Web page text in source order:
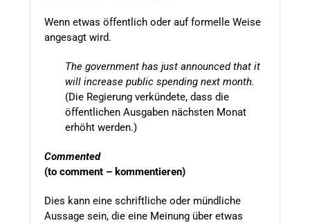
Wenn etwas öffentlich oder auf formelle Weise
angesagt wird.
The government has just announced that it
will increase public spending next month.
(Die Regierung verkündete, dass die
öffentlichen Ausgaben nächsten Monat
erhöht werden.)
Commented
(to comment – kommentieren)
Dies kann eine schriftliche oder mündliche
Aussage sein, die eine Meinung über etwas